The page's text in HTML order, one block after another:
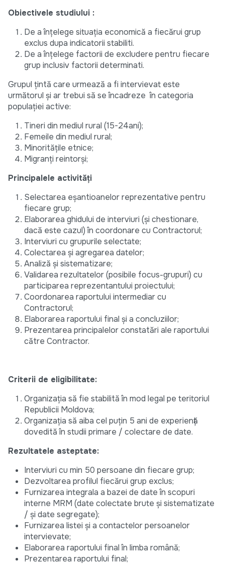
Obiectivele studiului :
De a înțelege situația economică a fiecărui grup
exclus dupa indicatorii stabiliti.
De a înțelege factorii de excludere pentru fiecare
grup inclusiv factorii determinati.
Grupul țintă care urmează a fi intervievat este
următorul și ar trebui să se încadreze în categoria
populației active:
Tineri din mediul rural (15-24ani);
Femeile din mediul rural;
Minoritățile etnice;
Migranți reintorși;
Principalele activități
Selectarea eșantioanelor reprezentative pentru
fiecare grup;
Elaborarea ghidului de interviuri (și chestionare,
dacă este cazul) în coordonare cu Contractorul;
Interviuri cu grupurile selectate;
Colectarea și agregarea datelor;
Analiză și sistematizare;
Validarea rezultatelor (posibile focus-grupuri) cu
participarea reprezentantului proiectului;
Coordonarea raportului intermediar cu
Contractorul;
Elaborarea raportului final și a concluziilor;
Prezentarea principalelor constatări ale raportului
către Contractor.
Criterii de eligibilitate:
Organizația să fie stabilită în mod legal pe teritoriul
Republicii Moldova;
Organizația să aiba cel puțin 5 ani de experiență
dovedită în studii primare / colectare de date.
Rezultatele asteptate:
Interviuri cu min 50 persoane din fiecare grup;
Dezvoltarea profilul fiecărui grup exclus;
Furnizarea integrala a bazei de date în scopuri
interne MRM (date colectate brute și sistematizate
/ și date segregate);
Furnizarea listei și a contactelor persoanelor
intervievate;
Elaborarea raportului final în limba română;
Prezentarea raportului final;